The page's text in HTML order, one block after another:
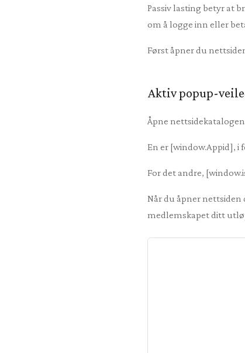
Passiv lasting betyr at
om å logge inn eller
Først åpner du
Aktiv popup-
Åpne
En er [window.Appid],
For det andre,
Når du åpner
medlemskapet ditt